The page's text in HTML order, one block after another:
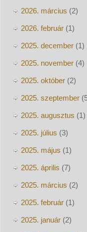
2026. március (2)
2026. február(1)
2025. december(1)
2025. november(4)
2025. október(2)
2025. szeptember
2025. augusztus (1)
2025. július (3)
2025. május (1)
2025. április (7)
2025. március (2)
2025. február(1)
2025. január(2)